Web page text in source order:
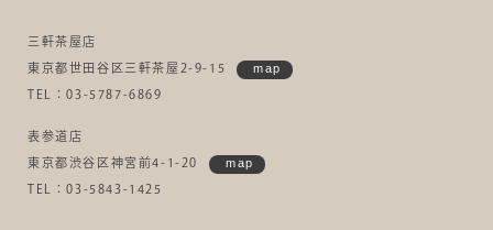
三軒茶屋店
東京都世田谷区三軒茶屋2-9-15 map
TEL：03-5787-6869
表参道店
東京都渋谷区神宮前4-1-20 map
TEL：03-5843-1425